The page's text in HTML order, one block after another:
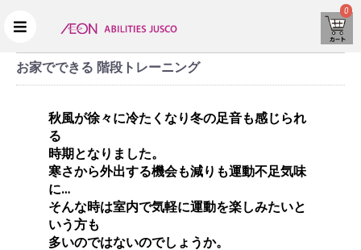
0
お家でできる 階段トレーニング
秋風が徐々に冷たくなり冬の足音も感じられ
る
時期となりました。
寒さから外出する機会も減りも運動不足気味
に…
そんな時は室内で気軽に運動を楽しみたいと
いう方も
多いのではないのでしょうか。